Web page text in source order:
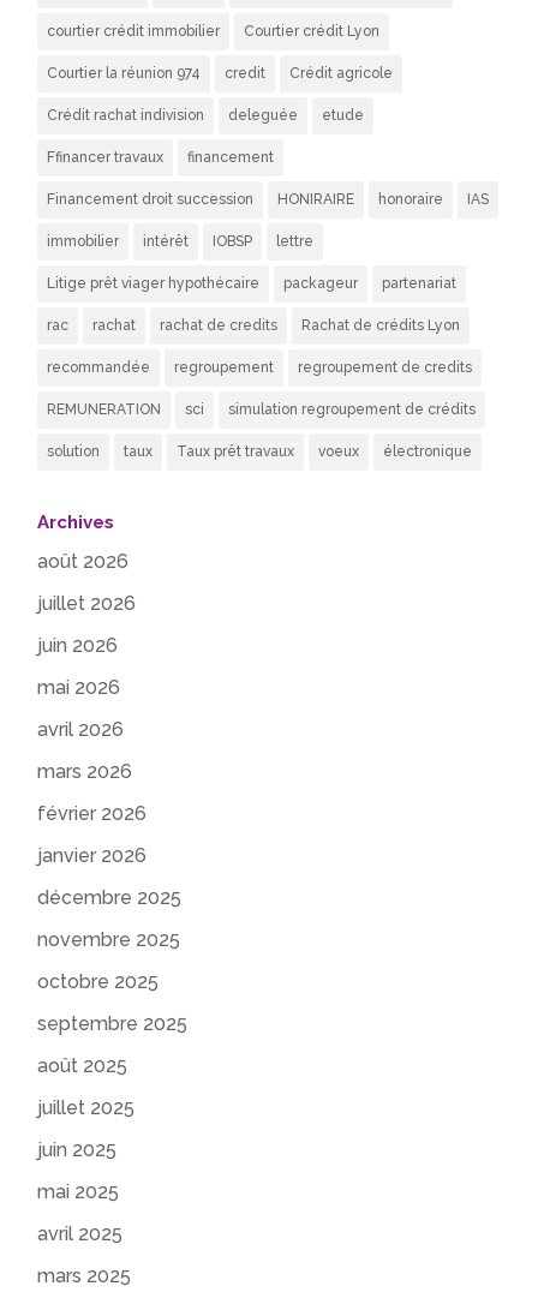
courtier crédit immobilier Courtier crédit Lyon
Courtier la réunion 974 credit Crédit agricole
Crédit rachat indivision deleguée etude
Ffinancer travaux financement
Financement droit succession HONIRAIRE honoraire IAS
immobilier intérêt IOBSP lettre
Litige prêt viager hypothécaire packageur partenariat
rac rachat rachat de credits Rachat de crédits Lyon
recommandée regroupement regroupement de credits
REMUNERATION sci simulation regroupement de crédits
solution taux Taux prêt travaux voeux électronique
Archives
août 2026
juillet 2026
juin 2026
mai 2026
avril 2026
mars 2026
février 2026
janvier 2026
décembre 2025
novembre 2025
octobre 2025
septembre 2025
août 2025
juillet 2025
juin 2025
mai 2025
avril 2025
mars 2025